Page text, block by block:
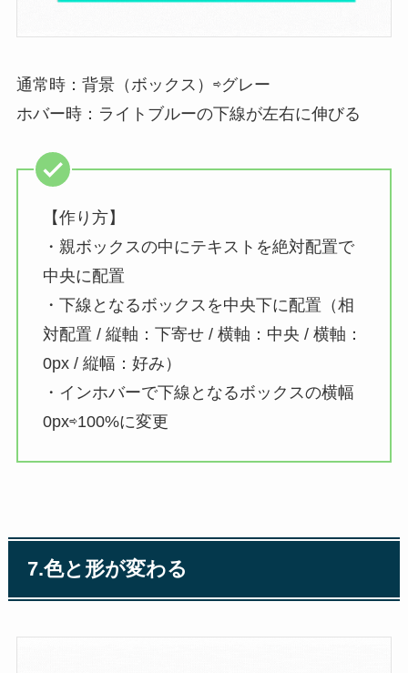
通常時：背景（ボックス）⇨グレー
ホバー時：ライトブルーの下線が左右に伸びる
【作り方】
・親ボックスの中にテキストを絶対配置で
中央に配置
・下線となるボックスを中央下に配置（相
対配置 / 縦軸：下寄せ / 横軸：中央 / 横軸：
0px / 縦幅：好み）
・インホバーで下線となるボックスの横幅
0px⇨100%に変更
7.色と形が変わる